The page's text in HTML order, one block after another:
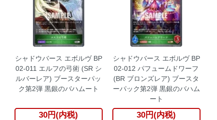
シャドウバース エボルヴ BP
02-011 エルフの弓術 (SR シ
ルバーレア) ブースターパッ
ク第2弾 黒銀のバハムート
30円(内税)
シャドウバース エボルヴ BP
02-012 パフュームドワーフ
(BR ブロンズレア) ブースタ
ーパック第2弾 黒銀のバハム
ート
30円(内税)